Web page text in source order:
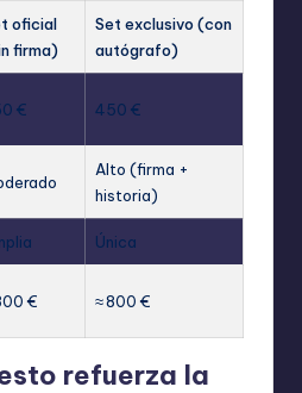
oficial
firma)
Set exclusivo (con
autógrafo)
€ 450 €
Alto (firma +
historia)
Única
€ ≈ 800 €
refuerza la